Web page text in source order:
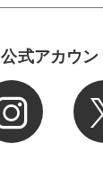
公式アカウン